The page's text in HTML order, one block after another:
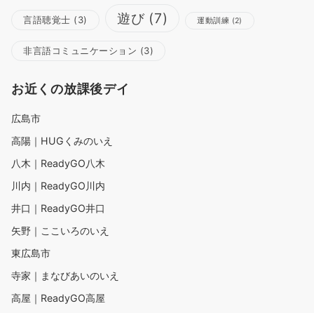
言語聴覚士 (3) 遊び(7) 運動訓練 (2)
非言語コミュニケーション (3)
お近くの放課後デイ
広島市
高陽｜HUGくみのいえ
八木｜ReadyGO八木
川内｜ReadyGO川内
井口｜ReadyGO井口
矢野｜ここいろのいえ
東広島市
寺家｜まなびあいのいえ
高屋｜ReadyGO高屋